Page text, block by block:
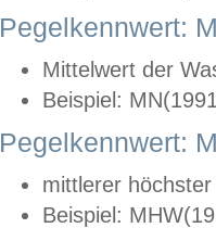
Pegelkennwert:
Mittelwert der
Beispiel:
Pegelkennwert:
mittlerer
Beispiel: